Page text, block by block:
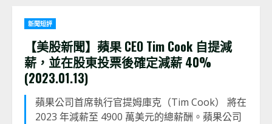
新聞短評
【美股新聞】蘋果 CEO Tim Cook 自提減
薪，並在股東投票後確定減薪 40%
(2023.01.13)
蘋果公司首席執行官提姆庫克（Tim Cook） 將在
2023 年減薪至 4900 萬美元的總薪酬。蘋果公司